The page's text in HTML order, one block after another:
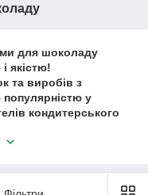
для шоколаду
якістю!
та виробів з
у
кондитерського
використовуючи